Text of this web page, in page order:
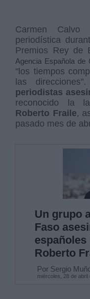
Carmen
periodística
Premios Rey de
Agencia Española de
"los tiempos
las
periodistas
reconocido la
Roberto Fraile,
pasado mes de
Un grupo
Faso
Roberto
Por Sergio
miércoles, 28 de abril